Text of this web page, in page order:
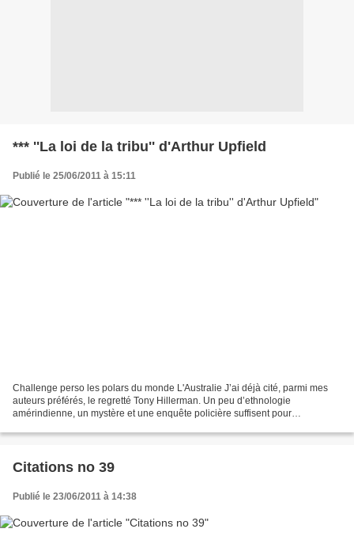
*** ''La loi de la tribu'' d'Arthur Upfield
Publié le 25/06/2011 à 15:11
Challenge perso les polars du monde L'Australie J’ai déjà cité, parmi mes
auteurs préférés, le regretté Tony Hillerman. Un peu d’ethnologie
amérindienne, un mystère et une enquête policière suffisent pour
Citations no 39
Publié le 23/06/2011 à 14:38